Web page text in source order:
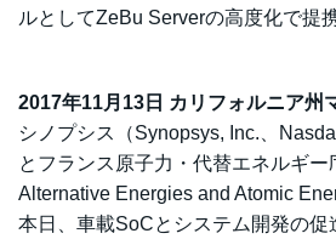
ルとしてZeBu Serverの高度化で提
2017年11月13日 カリフォルニア州
シノプシス（Synopsys, Inc.、
とフランス原子力・代替エネルギ
Alternative Energies and Atomic
本日、車載SoCとシステム開発の促